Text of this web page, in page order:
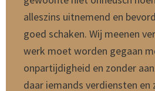
alleszins uitnemend en
goed schaken. Wij meenen
werk moet worden gegaan
onpartijdigheid en zonder
daar iemands verdiensten en